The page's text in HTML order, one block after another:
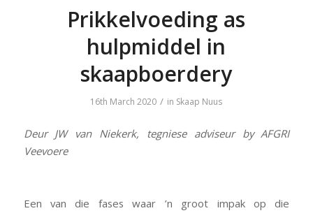
Prikkelvoeding as
hulpmiddel in
skaapboerdery
16th March 2020 / in Skaap Nuus
Deur JW van Niekerk, tegniese adviseur by AFGRI
Veevoere
Een van die fases waar ’n groot impak op die